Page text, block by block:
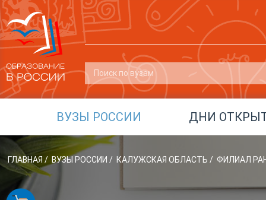
ВУЗЫ РОССИИ ДНИ
ГЛАВНАЯ / ВУЗЫ РОССИИ / КАЛУЖСКАЯ ОБЛАСТЬ / ФИЛИАЛ